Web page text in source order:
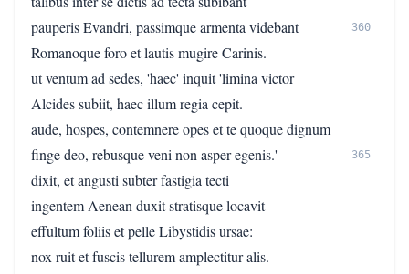
pauperis Evandri, passimque armenta videbant
360
Romanoque foro et lautis mugire Carinis.
ut ventum ad sedes, 'haec' inquit 'limina victor
Alcides subiit, haec illum regia cepit.
aude, hospes, contemnere opes et te quoque dignum
finge deo, rebusque veni non asper egenis.'
365
dixit, et angusti subter fastigia tecti
ingentem Aenean duxit stratisque locavit
effultum foliis et pelle Libystidis ursae:
nox ruit et fuscis tellurem amplectitur alis.